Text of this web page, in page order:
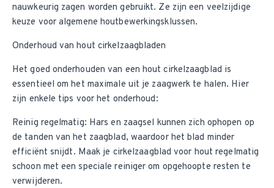
nauwkeurig zagen worden gebruikt. Ze zijn een veelzijdige
keuze voor algemene houtbewerkingsklussen.
Onderhoud van hout cirkelzaagbladen
Het goed onderhouden van een hout cirkelzaagblad is
essentieel om het maximale uit je zaagwerk te halen. Hier
zijn enkele tips voor het onderhoud:
Reinig regelmatig: Hars en zaagsel kunnen zich ophopen op
de tanden van het zaagblad, waardoor het blad minder
efficiënt snijdt. Maak je cirkelzaagblad voor hout regelmatig
schoon met een speciale reiniger om opgehoopte resten te
verwijderen.